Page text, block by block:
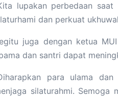
lupakan perbedaan
dan perkuat
juga dengan ketua
dan santri dapat
para ulama
silaturahmi.